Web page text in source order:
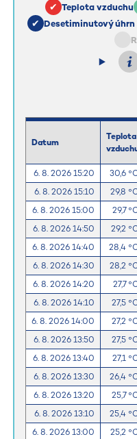
Teplota vzduchu
Desetiminutový úhrn
Datum
Teplota
6. 8. 2026 15:20 30,6
6. 8. 2026 15:10
29,8
6. 8. 2026 15:00
29,7
6. 8. 2026 14:50
29,2
6. 8. 2026 14:40
28,4
6. 8. 2026 14:30
28,2
6. 8. 2026 14:20
27,7
6. 8. 2026 14:10
27,5
6. 8. 2026 14:00
27,2
6. 8. 2026 13:50
27,5
6. 8. 2026 13:40
27,1
6. 8. 2026 13:30
26,4
6. 8. 2026 13:20
25,7
6. 8. 2026 13:10
25,4
6. 8. 2026 13:00
25,2